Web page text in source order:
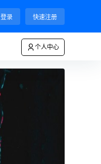
登录 快速注册
个人中心